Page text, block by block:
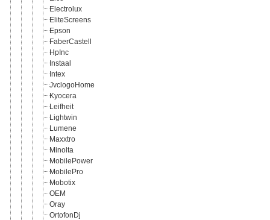
Electrolux
EliteScreens
Epson
FaberCastell
HpInc
Instaal
Intex
JvclogoHome
Kyocera
Leifheit
Lightwin
Lumene
Maxxtro
Minolta
MobilePower
MobilePro
Mobotix
OEM
Oray
OrtofonDj